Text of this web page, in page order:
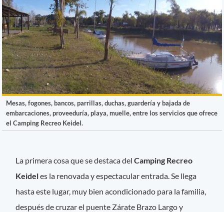
Mesas, fogones, bancos, parrillas, duchas, guardería y bajada de
embarcaciones, proveeduría, playa, muelle, entre los servicios que ofrece
el Camping Recreo Keidel.
La primera cosa que se destaca delCamping Recreo
Keideles la renovada y espectacular entrada. Se llega
hasta este lugar, muy bien acondicionado para la familia,
después de cruzar el puente Zárate Brazo Largo y